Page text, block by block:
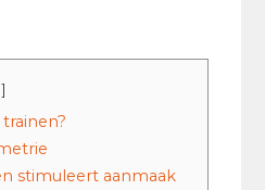
stimuleert aanmaak